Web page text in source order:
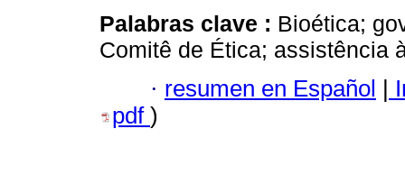
Palabras clave : Bioética;
Comitê de Ética; assistência
· resumen en Español |
pdf )